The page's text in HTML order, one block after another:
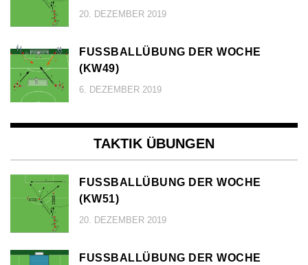
20. DEZEMBER 2019
FUSSBALLÜBUNG DER WOCHE (
KW49)
6. DEZEMBER 2019
TAKTIK ÜBUNGEN
FUSSBALLÜBUNG DER WOCHE (
KW51)
20. DEZEMBER 2019
FUSSBALLÜBUNG DER WOCHE (